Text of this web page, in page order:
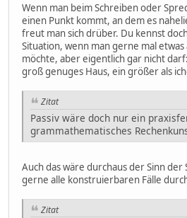
Wenn man beim Schreiben oder
einen Punkt kommt, an dem es
freut man sich drüber. Du kennst
Situation, wenn man gerne mal
möchte, aber eigentlich gar nicht
groß genuges Haus, ein größer als
Zitat
Passiv wäre doch nur ein
grammathematisches
Auch das wäre durchaus der Sinn der
gerne alle konstruierbaren Fälle
Zitat